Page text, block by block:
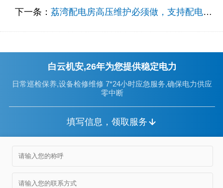
下一条： 荔湾配电房高压维护必须做，支持配电房稳定
白云机安,26年为您提供稳定电力
日常巡检保养,设备检修维修 7*24小时应急服务,确保电力供应
零中断
填写信息，领取服务